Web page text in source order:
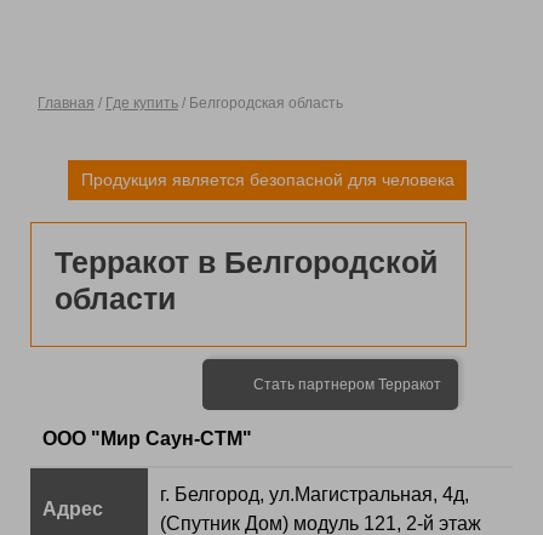
Терракот в Белгородской
области
Продукция является безопасной для человека
Главная / Где купить / Белгородская область
ООО "Мир Саун-СТМ"
Адрес
г. Белгород, ул.Магистральная, 4д,
(Спутник Дом) модуль 121, 2-й этаж
Стать партнером Терракот